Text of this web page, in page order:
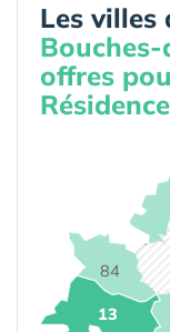
Les villes
offres
13
84